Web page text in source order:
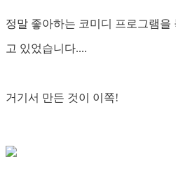
정말 좋아하는 코미디 프로그램을
고 있었습니다....
거기서 만든 것이 이쪽!